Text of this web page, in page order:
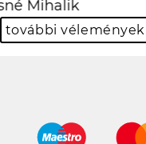
további vélemények